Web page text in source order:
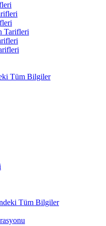
Tarifleri
Tüm Bilgiler
Tüm Bilgiler